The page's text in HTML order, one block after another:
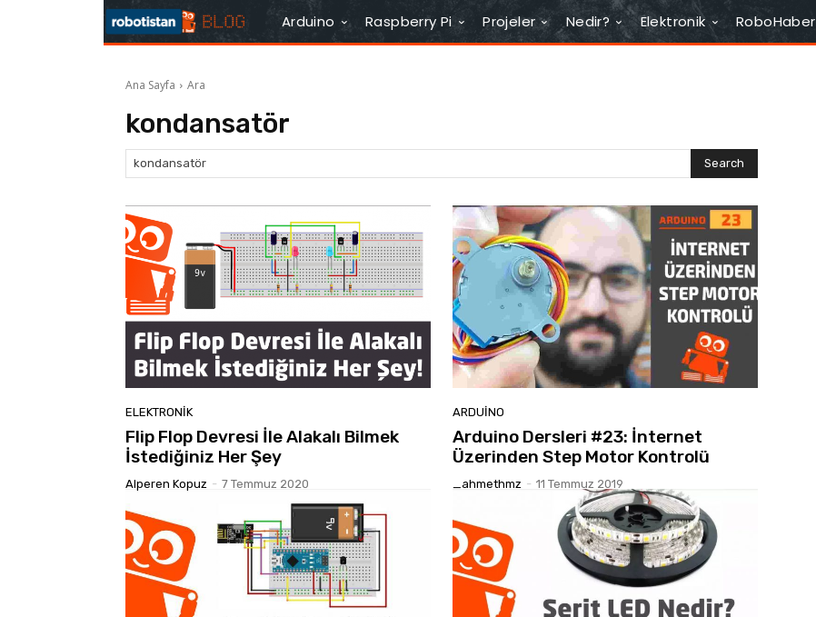
Arduino Raspberry Pi Projeler Nedir? Elektronik RoboHaber
Ana Sayfa Ara
kondansatör
Search
ELEKTRONIK
Flip Flop Devresi İle Alakalı Bilmek
İstediğiniz Her Şey
Alperen Kopuz - 7 Temmuz 2020
ARDUINO
Arduino Dersleri #23: İnternet
Üzerinden Step Motor Kontrolü
_ahmethmz - 11 Temmuz 2019